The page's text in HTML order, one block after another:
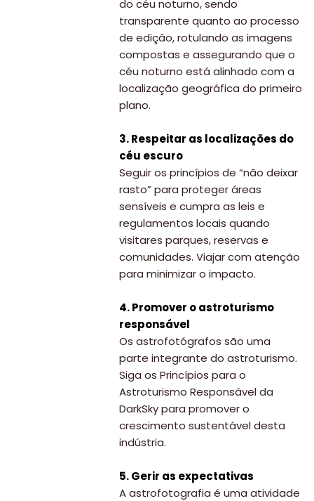
do céu noturno, sendo
transparente quanto ao processo
de edição, rotulando as imagens
compostas e assegurando que o
céu noturno está alinhado com a
localização geográfica do primeiro
plano.
3. Respeitar as localizações do
céu escuro
Seguir os princípios de “não deixar
rasto” para proteger áreas
sensíveis e cumpra as leis e
regulamentos locais quando
visitares parques, reservas e
comunidades. Viajar com atenção
para minimizar o impacto.
4. Promover o astroturismo
responsável
Os astrofotógrafos são uma
parte integrante do astroturismo.
Siga os Princípios para o
Astroturismo Responsável da
DarkSky para promover o
crescimento sustentável desta
indústria.
5. Gerir as expectativas
A astrofotografia é uma atividade